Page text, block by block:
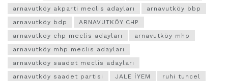
arnavutköy akparti meclis adayları
arnavutköy bbp
arnavutköy bdp
ARNAVUTKÖY CHP
arnavutköy chp meclis adayları
arnavutköy mhp
arnavutköy mhp meclis adayları
arnavutköy saadet meclis adayları
arnavutköy saadet partisi
JALE İYEM
ruhi tuncel